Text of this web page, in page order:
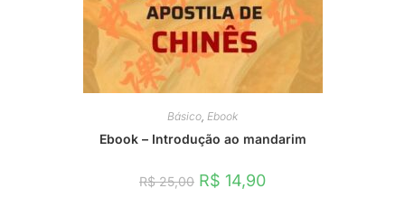
Básico, Ebook
Ebook – Introdução ao mandarim
R$25,00 O
preço
R$ 14,90O